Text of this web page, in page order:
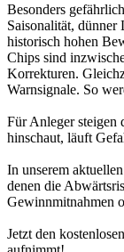
Besonders
Saisonalität, dünner
historisch hohen
Chips sind
Korrekturen.
Warnsignale. So
Für Anleger steigen
hinschaut, läuft
In unserem
denen die
Gewinnmitnahmen
Jetzt den